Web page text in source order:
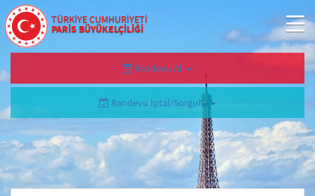
TÜRKİYE CUMHURİYETİ
PARİS BÜYÜKELÇİLİĞİ
Randevu Al
Randevu İptal/Sorgula